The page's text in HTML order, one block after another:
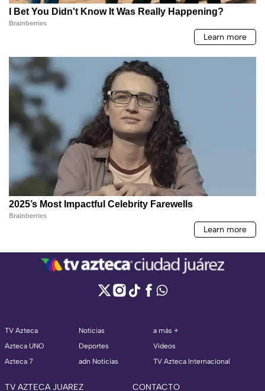
TV Azteca
Azteca UNO
Azteca 7
Noticias
Deportes
adn Noticias
a más +
Videos
TV Azteca Internacional
TV AZTECA JUAREZ CONTACTO